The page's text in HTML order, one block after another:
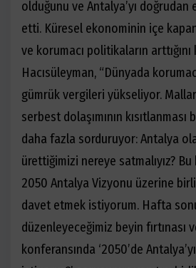
olduğunu ve Antalya’yı
etti. Küresel ekonominin içe
ve korumacı politikaların
Hacısüleyman, “Dünyada
gümrük vergileri yükseliyor.
serbest dolaşımının
daha fazla sorduruyor: Antalya
ürettiğimizi nereye satmalıyız?
2050 Antalya Vizyonu üzerine
davet etmek istiyorum. Hafta
düzenleyeceğimiz beyin fırtınası
konferansında ‘2050’de